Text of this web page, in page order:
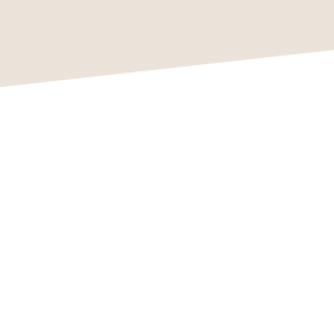
LA GARDE DES LYS